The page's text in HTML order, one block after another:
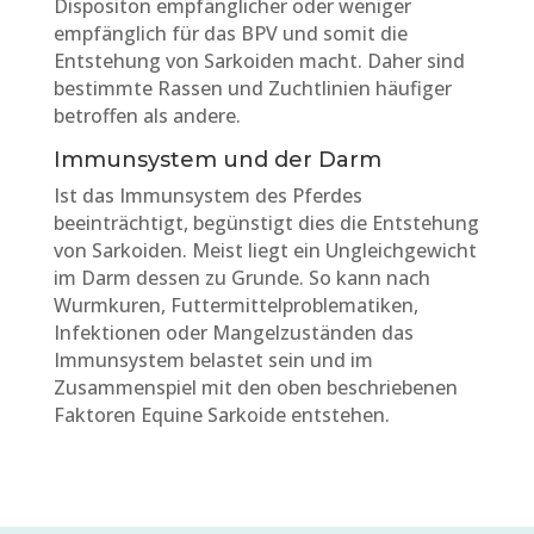
Dispositon empfänglicher oder weniger
empfänglich für das BPV und somit die
Entstehung von Sarkoiden macht. Daher sind
bestimmte Rassen und Zuchtlinien häufiger
betroffen als andere.
Immunsystem und der Darm
Ist das Immunsystem des Pferdes
beeinträchtigt, begünstigt dies die Entstehung
von Sarkoiden. Meist liegt ein Ungleichgewicht
im Darm dessen zu Grunde. So kann nach
Wurmkuren, Futtermittelproblematiken,
Infektionen oder Mangelzuständen das
Immunsystem belastet sein und im
Zusammenspiel mit den oben beschriebenen
Faktoren Equine Sarkoide entstehen.